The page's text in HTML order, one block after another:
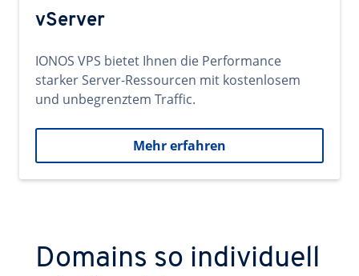
vServer
IONOS VPS bietet Ihnen die Performance
starker Server-Ressourcen mit kostenlosem
und unbegrenztem Traffic.
Mehr erfahren
Domains so individuell